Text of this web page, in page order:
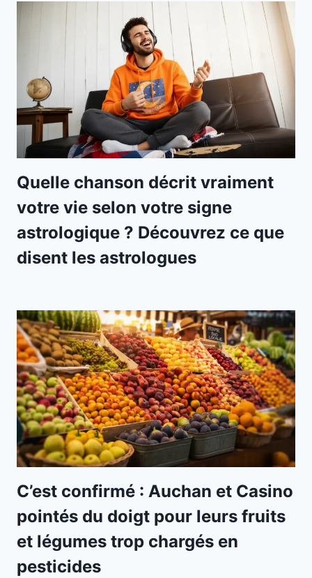
Quelle chanson décrit vraiment
votre vie selon votre signe
astrologique ? Découvrez ce que
disent les astrologues
C’est confirmé : Auchan et Casino
pointés du doigt pour leurs fruits
et légumes trop chargés en
pesticides